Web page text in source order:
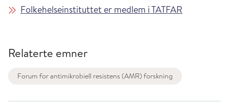
Folkehelseinstituttet er medlem i TATFAR
Relaterte emner
Forum for antimikrobiell resistens (AMR) forskning